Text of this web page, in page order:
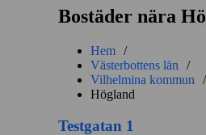
Bostäder nära
Hem /
Västerbottens län
/
Vilhelmina kommun
/
Högland
Testgatan 1